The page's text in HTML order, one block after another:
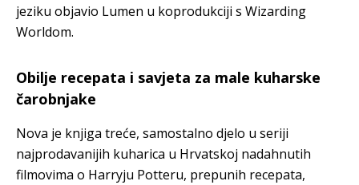
jeziku objavio Lumen u koprodukciji s Wizarding
Worldom.
Obilje recepata i savjeta za male kuharske
čarobnjake
Nova je knjiga treće, samostalno djelo u seriji
najprodavanijih kuharica u Hrvatskoj nadahnutih
filmovima o Harryju Potteru, prepunih recepata,